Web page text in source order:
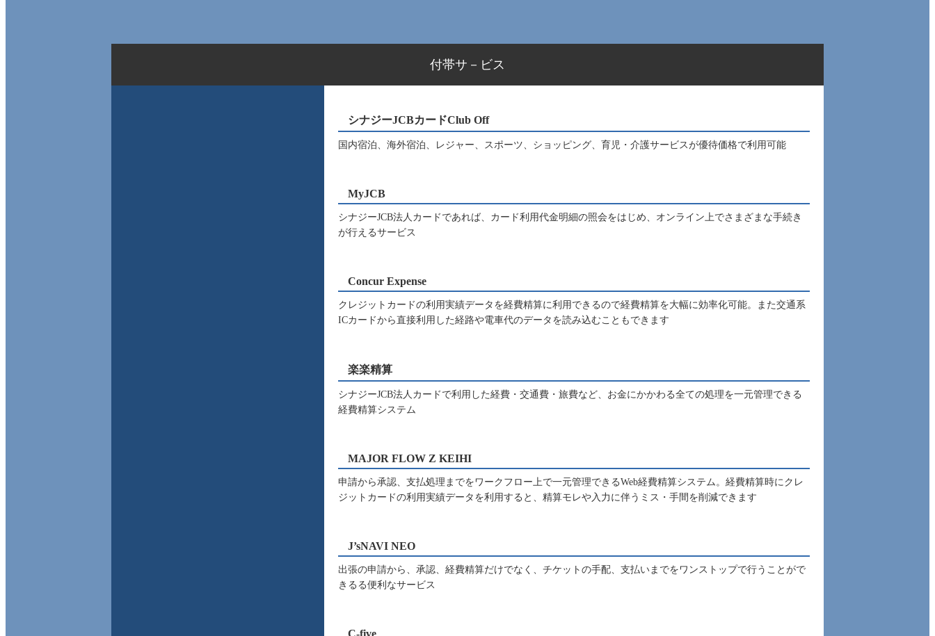
付帯サ－ビス
シナジーJCBカードClub Off
国内宿泊、海外宿泊、レジャー、スポーツ、ショッピング、育児・介護サービスが優待価格で利用可能
MyJCB
シナジーJCB法人カードであれば、カード利用代金明細の照会をはじめ、オンライン上でさまざまな手続き
が行えるサービス
Concur Expense
クレジットカードの利用実績データを経費精算に利用できるので経費精算を大幅に効率化可能。また交通系
ICカードから直接利用した経路や電車代のデータを読み込むこともできます
楽楽精算
シナジーJCB法人カードで利用した経費・交通費・旅費など、お金にかかわる全ての処理を一元管理できる
経費精算システム
MAJOR FLOW Z KEIHI
申請から承認、支払処理までをワークフロー上で一元管理できるWeb経費精算システム。経費精算時にクレ
ジットカードの利用実績データを利用すると、精算モレや入力に伴うミス・手間を削減できます
J’sNAVI NEO
出張の申請から、承認、経費精算だけでなく、チケットの手配、支払いまでをワンストップで行うことがで
きるる便利なサービス